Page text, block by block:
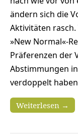
ändern sich die
Aktivitäten rasch.
»New Normal«-
Präferenzen der
Abstimmungen
verdoppelt
Weiterlesen →